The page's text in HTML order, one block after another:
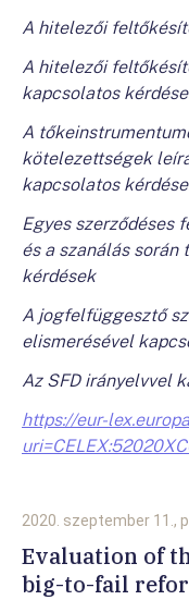
A hitelezői
A hitelezői
kapcsolatos
A
kötelezettségek
kapcsolatos
Egyes szerződéses
és a szanálás
kérdések
A jogfelfüggesztő
elismerésével
Az SFD irányelvvel
https://eur-
2020. szeptember 11.,
Evaluation of
big-to-fail